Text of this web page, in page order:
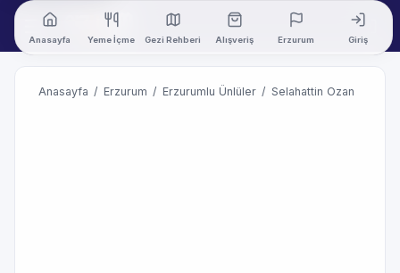
Anasayfa Yeme İçme Gezi Rehberi Alışveriş Erzurum Giriş
Anasayfa / Erzurum / Erzurumlu Ünlüler / Selahattin Ozan